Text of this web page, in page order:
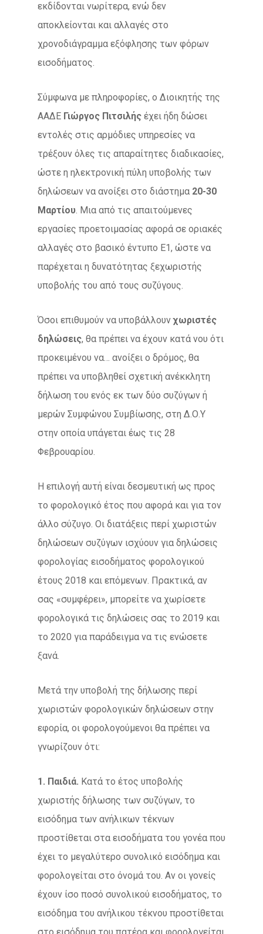
εκδίδονται νωρίτερα, ενώ δεν
αποκλείονται και αλλαγές στο
χρονοδιάγραμμα εξόφλησης των φόρων
εισοδήματος.
Σύμφωνα με πληροφορίες, ο Διοικητής της
ΑΑΔΕ Γιώργος Πιτσιλής έχει ήδη δώσει
εντολές στις αρμόδιες υπηρεσίες να
τρέξουν όλες τις απαραίτητες διαδικασίες,
ώστε η ηλεκτρονική πύλη υποβολής των
δηλώσεων να ανοίξει στο διάστημα 20-30
Μαρτίου. Μια από τις απαιτούμενες
εργασίες προετοιμασίας αφορά σε οριακές
αλλαγές στο βασικό έντυπο Ε1, ώστε να
παρέχεται η δυνατότητας ξεχωριστής
υποβολής του από τους συζύγους.
Όσοι επιθυμούν να υποβάλλουνχωριστές
δηλώσεις, θα πρέπει να έχουν κατά νου ότι
προκειμένου να… ανοίξει ο δρόμος, θα
πρέπει να υποβληθεί σχετική ανέκκλητη
δήλωση του ενός εκ των δύο συζύγων ή
μερών Συμφώνου Συμβίωσης, στη Δ.Ο.Υ
στην οποία υπάγεται έως τις 28
Φεβρουαρίου.
Η επιλογή αυτή είναι δεσμευτική ως προς
το φορολογικό έτος που αφορά και για τον
άλλο σύζυγο. Οι διατάξεις περί χωριστών
δηλώσεων συζύγων ισχύουν για δηλώσεις
φορολογίας εισοδήματος φορολογικού
έτους 2018 και επόμενων. Πρακτικά, αν
σας «συμφέρει», μπορείτε να χωρίσετε
φορολογικά τις δηλώσεις σας το 2019 και
το 2020 για παράδειγμα να τις ενώσετε
ξανά.
Μετά την υποβολή της δήλωσης περί
χωριστών φορολογικών δηλώσεων στην
εφορία, οι φορολογούμενοι θα πρέπει να
γνωρίζουν ότι:
1. Παιδιά. Κατά το έτος υποβολής
χωριστής δήλωσης των συζύγων, το
εισόδημα των ανήλικων τέκνων
προστίθεται στα εισοδήματα του γονέα που
έχει το μεγαλύτερο συνολικό εισόδημα και
φορολογείται στο όνομά του. Αν οι γονείς
έχουν ίσο ποσό συνολικού εισοδήματος, το
εισόδημα του ανήλικου τέκνου προστίθεται